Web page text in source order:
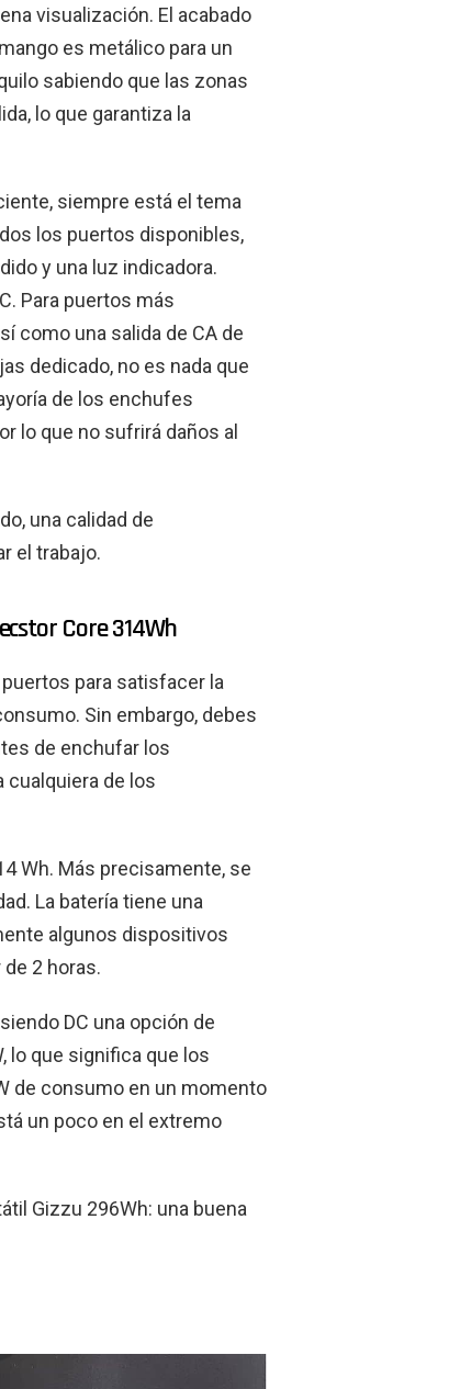
visualización. El acabado
es metálico para un
sabiendo que las zonas
lo que garantiza la
siempre está el tema
los puertos disponibles,
y una luz indicadora.
Para puertos más
como una salida de CA de
dedicado, no es nada que
de los enchufes
lo que no sufrirá daños al
una calidad de
el trabajo.
Core 314Wh
para satisfacer la
Sin embargo, debes
de enchufar los
cualquiera de los
Wh. Más precisamente, se
La batería tiene una
algunos dispositivos
2 horas.
DC una opción de
lo que significa que los
de consumo en un momento
un poco en el extremo
Gizzu 296Wh: una buena